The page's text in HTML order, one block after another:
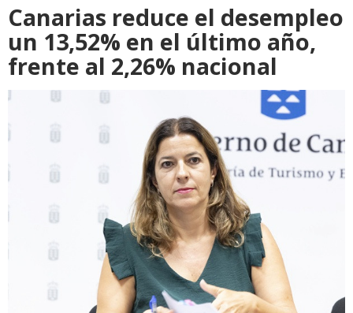
Canarias reduce el desempleo
un 13,52% en el último año,
frente al 2,26% nacional